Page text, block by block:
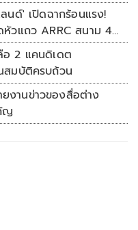
นด์' เปิดฉากร้อนแรง!
วแถว ARRC สนาม 4
อ 2 แคนดิเดต
มบัติครบถ้วน
ยงานข่าวของสื่อต่าง
ญ